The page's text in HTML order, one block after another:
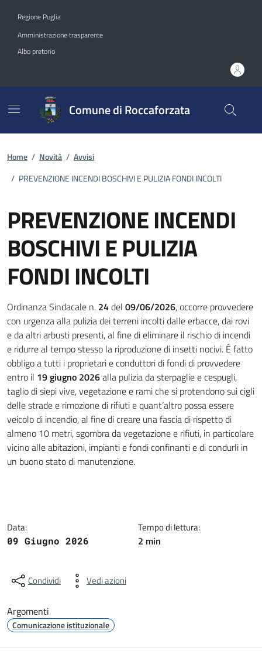
Regione Puglia
Amministrazione trasparente
Albo pretorio
Comune di Roccaforzata
Home / Novità / Avvisi
/ PREVENZIONE INCENDI BOSCHIVI E PULIZIA FONDI INCOLTI
PREVENZIONE INCENDI
BOSCHIVI E PULIZIA
FONDI INCOLTI
Dettagli della notizia
Ordinanza Sindacale n. 24del 09/06/2026, occorre provvedere
con urgenza alla pulizia dei terreni incolti dalle erbacce, dai rovi
e da altri arbusti presenti, al fine di eliminare il rischio di incendi
e ridurre al tempo stesso la riproduzione di insetti nocivi. É fatto
obbligo a tutti i proprietari e conduttori di fondi di provvedere
entro il 19 giugno 2026alla pulizia da sterpaglie e cespugli,
taglio di siepi vive, vegetazione e rami che si protendono sui cigli
delle strade e rimozione di rifiuti e quant’altro possa essere
veicolo di incendio, al fine di creare una fascia di rispetto di
almeno 10 metri, sgombra da vegetazione e rifiuti, in particolare
vicino alle abitazioni, impianti e fondi confinanti e di condurli in
un buono stato di manutenzione.
Data:
09 Giugno 2026
Tempo di lettura:
2 min
Condividi Vedi azioni
Argomenti
Comunicazione istituzionale